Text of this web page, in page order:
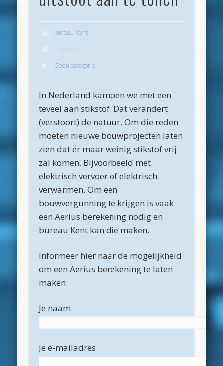
juni 2026
mei 2026
februari 2026
januari 2026
oktober 2025
juni 2025
maart 2025
december 2024
oktober 2024
juni 2024
bureau Kent
23 maart 2020
Geen categorie
In Nederland kampen we met een
teveel aan stikstof. Dat verandert
(verstoort) de natuur. Om die reden
moeten nieuwe bouwprojecten laten
zien dat er maar weinig stikstof vrij
zal komen. Bijvoorbeeld met
elektrisch vervoer of elektrisch
verwarmen. Om een
bouwvergunning te krijgen is vaak
een Aerius berekening nodig en
bureau Kent kan die maken.
Informeer hier naar de mogelijkheid
om een Aerius berekening te laten
maken:
Je naam
Je e-mailadres